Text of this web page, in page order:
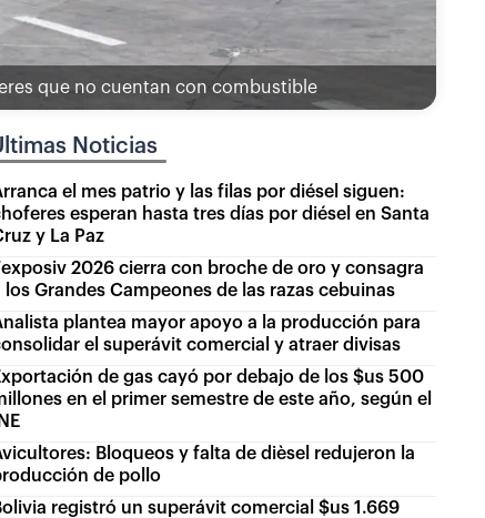
que no cuentan con combustible
Noticias
el mes patrio y las filas por diésel siguen:
esperan hasta tres días por diésel en Santa
y La Paz
2026 cierra con broche de oro y consagra
los Grandes Campeones de las razas cebuinas
plantea mayor apoyo a la producción para
el superávit comercial y atraer divisas
de gas cayó por debajo de los $us 500
en el primer semestre de este año, según el
INE
Bloqueos y falta de dièsel redujeron la
de pollo
registró un superávit comercial $us 1.669